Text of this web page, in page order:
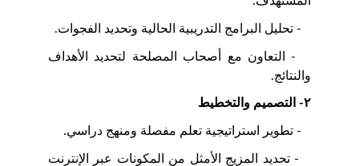
- تحليل البرامج التدريبية الحالية وتحديد الفجوات.
- التعاون مع أصحاب المصلحة لتحديد الأهداف
والنتائج.
٢- التصميم والتخطيط
- تطوير استراتيجية تعلم مفصلة ومنهج دراسي.
- تحديد المزيج الأمثل من المكونات عبر الإنترنت